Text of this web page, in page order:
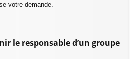
votre demande.
le responsable d’un groupe